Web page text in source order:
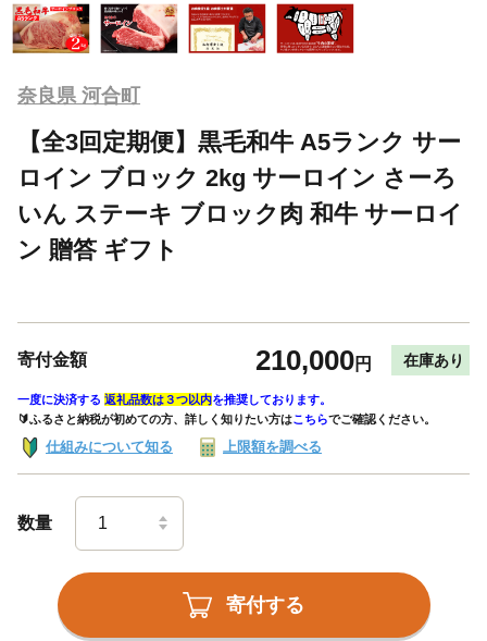
奈良県 河合町
【全3回定期便】黒毛和牛 A5ランク サー
ロイン ブロック 2kg サーロイン さーろ
いん ステーキ ブロック肉 和牛 サーロイ
ン 贈答 ギフト
寄付金額 210,000円 在庫あり
一度に決済する 返礼品数は３つ以内を推奨しております。
🔰ふるさと納税が初めての方、詳しく知りたい方はこちらでご確認ください。
仕組みについて知る 上限額を調べる
数量
寄付する